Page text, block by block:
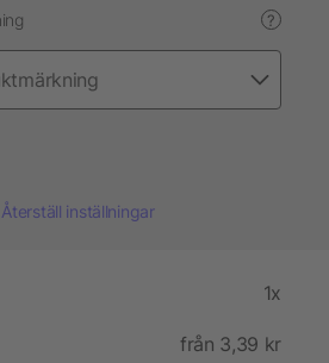
?
Återställ inställningar
1x
från 3,39 kr